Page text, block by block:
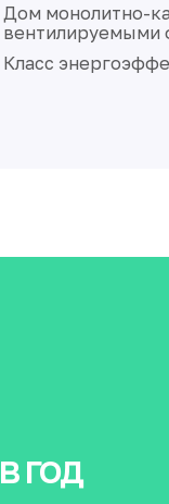
Дом монолитно-
вентилируемыми
Класс
в год